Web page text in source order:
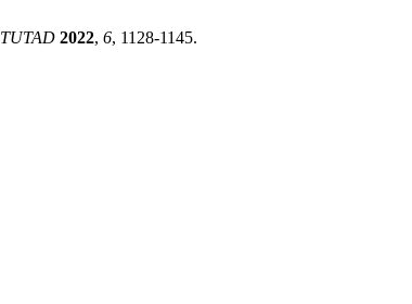
TUTAD 2022, 6, 1128-1145.